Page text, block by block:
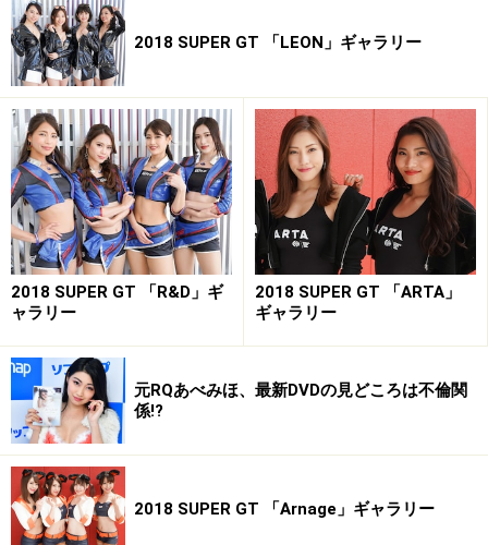
山村ケレール／レーシングミクサポーターズ2016
鈴菜／レーシングミクサポーターズ2016
2018 SUPER GT 「LEON」ギャラリー
2018 SUPER GT 「R&D」ギ
ャラリー
2018 SUPER GT 「ARTA」
ギャラリー
元RQあべみほ、最新DVDの見どころは不倫関
係!?
2018 SUPER GT 「Arnage」ギャラリー